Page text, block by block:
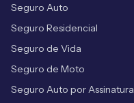
Seguro Auto
Seguro Residencial
Seguro de Vida
Seguro de Moto
Seguro Auto por Assinatura